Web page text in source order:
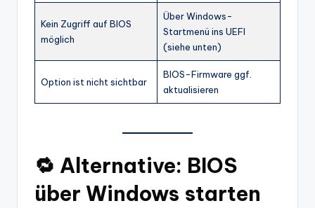
Kein Zugriff auf BIOS
möglich
Über Windows-
Startmenü ins UEFI
(siehe unten)
Option ist nicht sichtbar
BIOS-Firmware ggf.
aktualisieren
🔁 Alternative: BIOS
über Windows starten